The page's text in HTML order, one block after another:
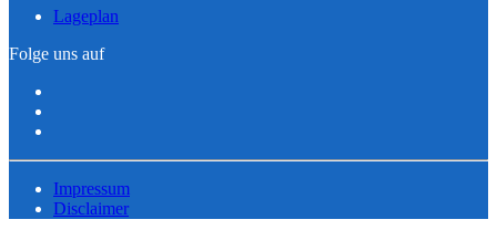
Lageplan
Folge uns auf
Impressum
Disclaimer